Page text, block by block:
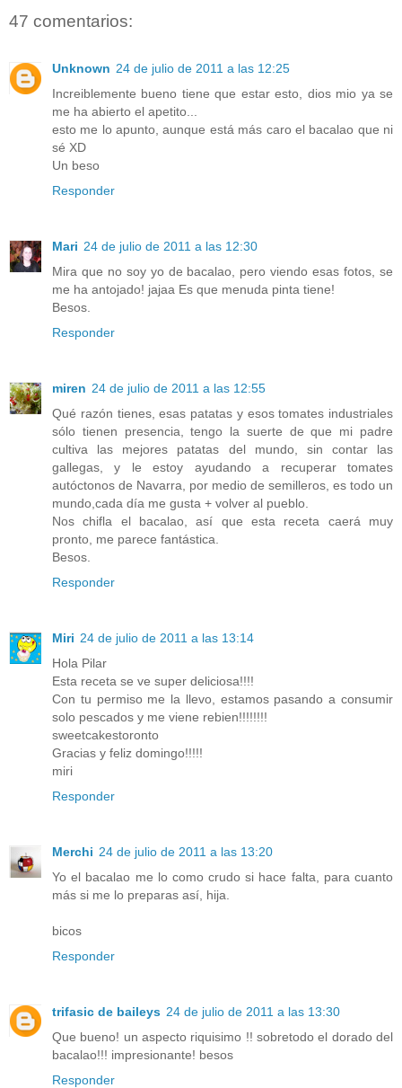
47 comentarios:
Unknown 24 de julio de 2011 a las 12:25
Increiblemente bueno tiene que estar esto, dios mio ya se
me ha abierto el apetito...
esto me lo apunto, aunque está más caro el bacalao que ni
sé XD
Un beso
Responder
Mari 24 de julio de 2011 a las 12:30
Mira que no soy yo de bacalao, pero viendo esas fotos, se
me ha antojado! jajaa Es que menuda pinta tiene!
Besos.
Responder
miren 24 de julio de 2011 a las 12:55
Qué razón tienes, esas patatas y esos tomates industriales
sólo tienen presencia, tengo la suerte de que mi padre
cultiva las mejores patatas del mundo, sin contar las
gallegas, y le estoy ayudando a recuperar tomates
autóctonos de Navarra, por medio de semilleros, es todo un
mundo,cada día me gusta + volver al pueblo.
Nos chifla el bacalao, así que esta receta caerá muy
pronto, me parece fantástica.
Besos.
Responder
Miri 24 de julio de 2011 a las 13:14
Hola Pilar
Esta receta se ve super deliciosa!!!!
Con tu permiso me la llevo, estamos pasando a consumir
solo pescados y me viene rebien!!!!!!!!
sweetcakestoronto
Gracias y feliz domingo!!!!!
miri
Responder
Merchi 24 de julio de 2011 a las 13:20
Yo el bacalao me lo como crudo si hace falta, para cuanto
más si me lo preparas así, hija.
bicos
Responder
trifasic de baileys 24 de julio de 2011 a las 13:30
Que bueno! un aspecto riquisimo !! sobretodo el dorado del
bacalao!!! impresionante! besos
Responder